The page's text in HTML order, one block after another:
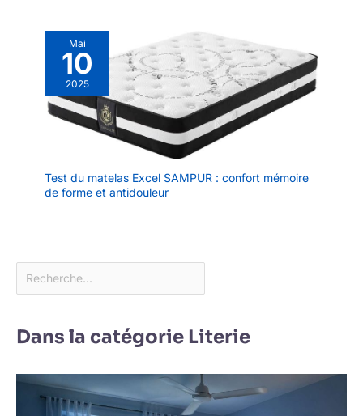
Mai
10
2025
Test du matelas Excel SAMPUR : confort mémoire
de forme et antidouleur
Dans la catégorie Literie